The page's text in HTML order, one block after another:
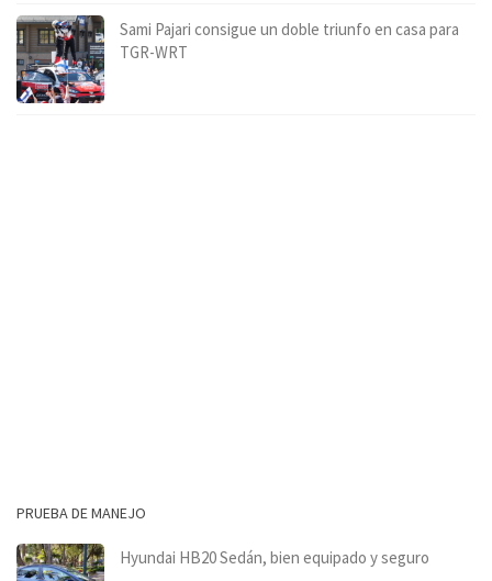
Sami Pajari consigue un doble triunfo en casa para
TGR-WRT
PRUEBA DE MANEJO
Hyundai HB20 Sedán, bien equipado y seguro